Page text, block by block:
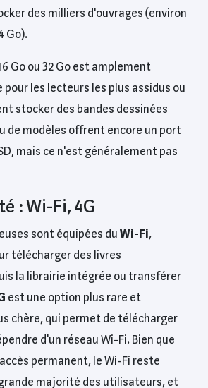
des milliers d'ouvrages (environ
Go).
Go ou 32 Go est amplement
les lecteurs les plus assidus ou
stocker des bandes dessinées
de modèles offrent encore un port
mais ce n'est généralement pas
: Wi-Fi, 4G
sont équipées du Wi-Fi,
télécharger des livres
la librairie intégrée ou transférer
est une option plus rare et
chère, qui permet de télécharger
d'un réseau Wi-Fi. Bien que
permanent, le Wi-Fi reste
majorité des utilisateurs, et